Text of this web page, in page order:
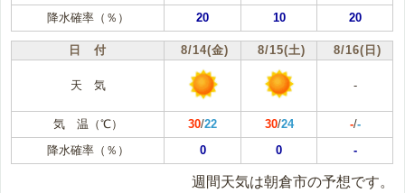
降水確率（％）
20 10 20
日 付 8/14(金) 8/15(土) 8/16(日)
天 気 -
気 温（℃） 30/22 30/24 -/-
降水確率（％）
0 0 -
週間天気は朝倉市の予想です。